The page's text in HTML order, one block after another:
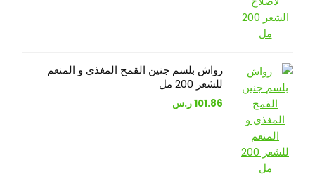
رواش بلسم جنين القمح المغذي و المنعم
للشعر 200 مل
101.86ر.س